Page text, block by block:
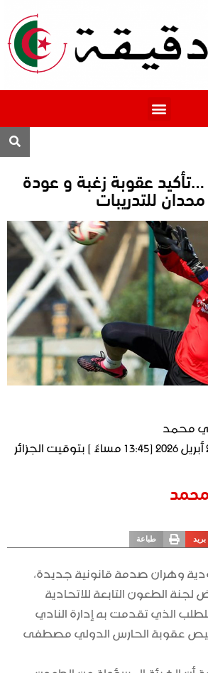
عقوبة زغبة و عودة
للتدريبات
محمد
بريد طباعة
وهران صدمة قانونية جديدة،
الطعون التابعة للاتحادية
للطلب الذي تقدمت به إدارة النادي
عقوبة الحارس الدولي مصطفى